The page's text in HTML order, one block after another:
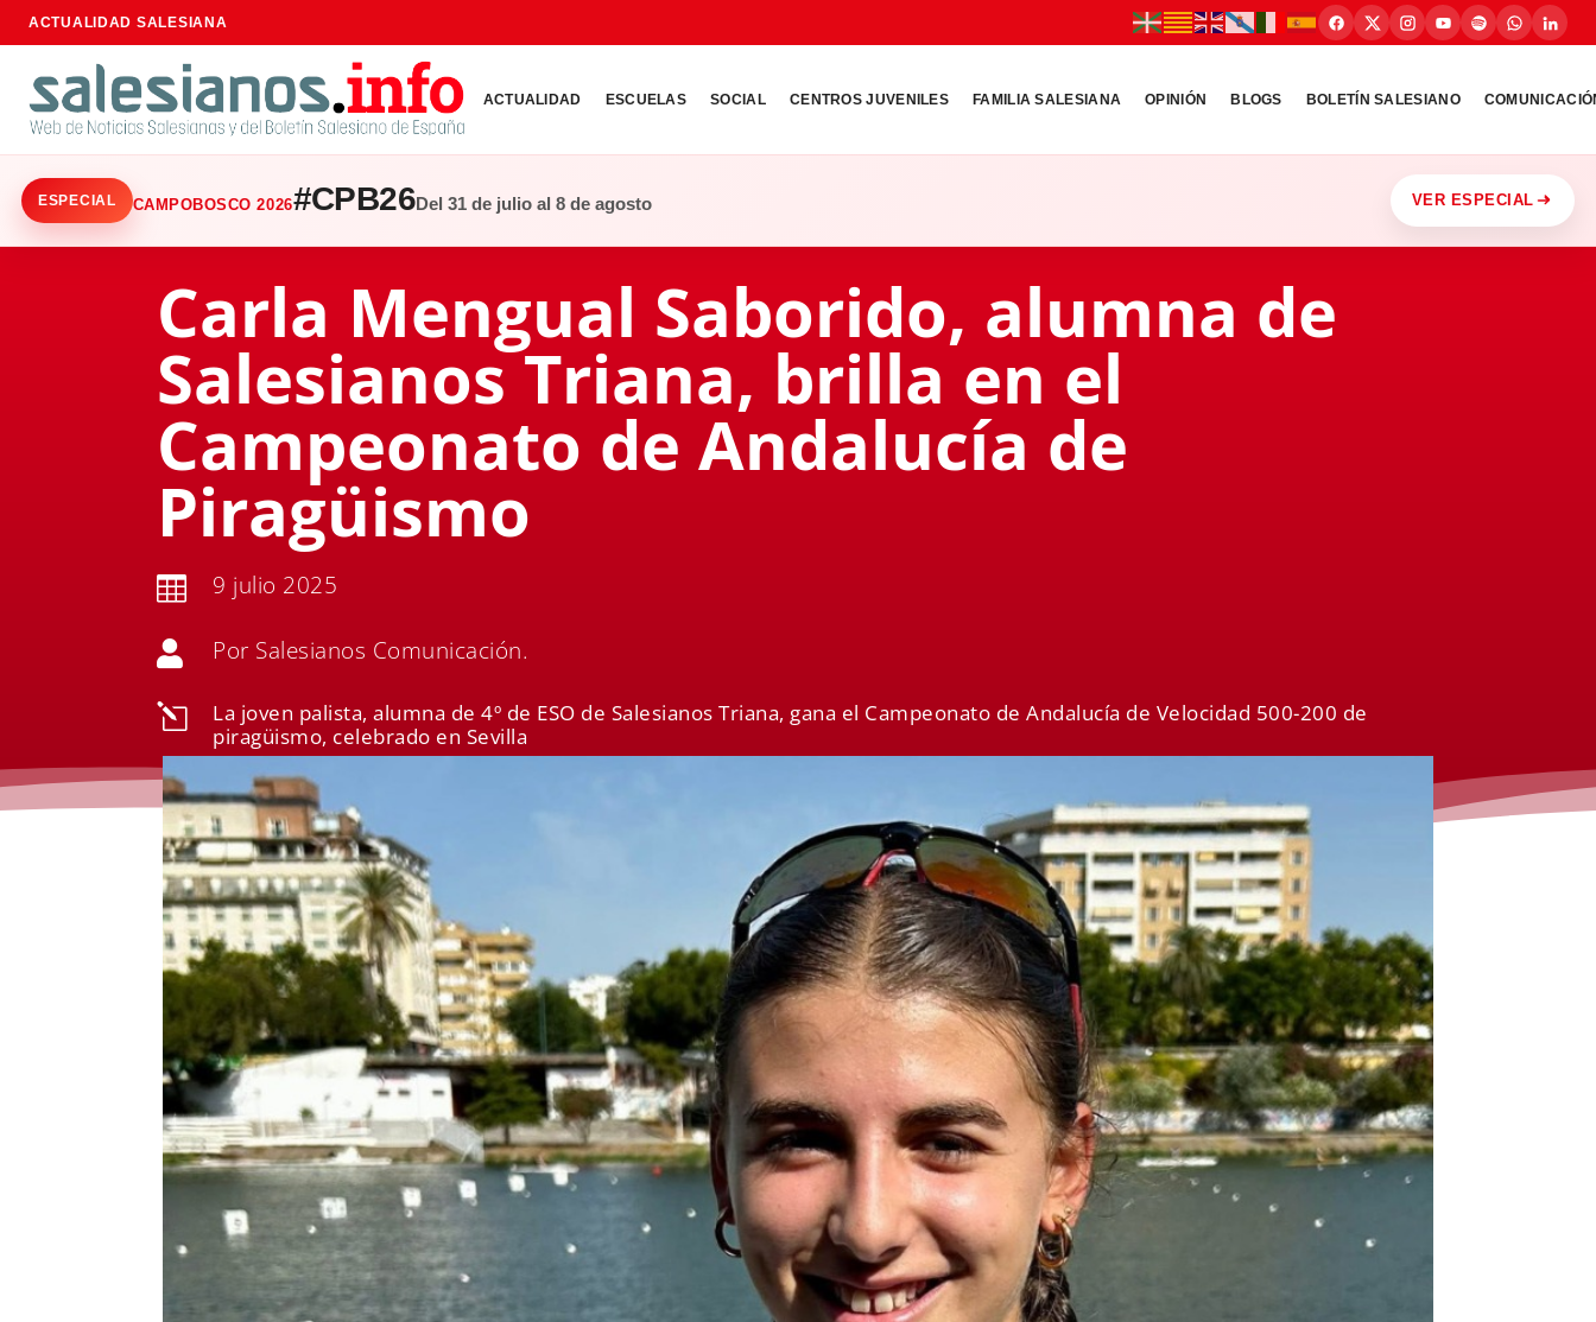
ACTUALIDAD SALESIANA
ACTUALIDAD ESCUELAS SOCIAL CENTROS JUVENILES FAMILIA SALESIANA OPINIÓN BLOGS BOLETÍN SALESIANO
ESPECIAL CAMPOBOSCO 2026#CPB26Del 31 de julio al 8 de agosto VER ESPECIAL
Carla Mengual Saborido, alumna de
Salesianos Triana, brilla en el
Campeonato de Andalucía de
Piragüismo
 9 julio 2025
 Por Salesianos Comunicación.
l
La joven palista, alumna de 4º de ESO de Salesianos Triana, gana el Campeonato de Andalucía de Velocidad 500-200 de
piragüismo, celebrado en Sevilla